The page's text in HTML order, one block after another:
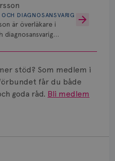
OCH DIAGNOSANSVARIG
är överläkare i
diagnosansvarig
i Umeå.
stöd? Som medlem i
får du både
goda råd. Bli medlem